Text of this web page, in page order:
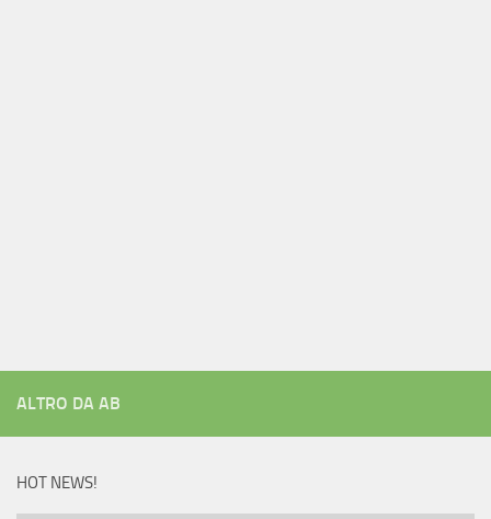
ALTRO DA AB
HOT NEWS!